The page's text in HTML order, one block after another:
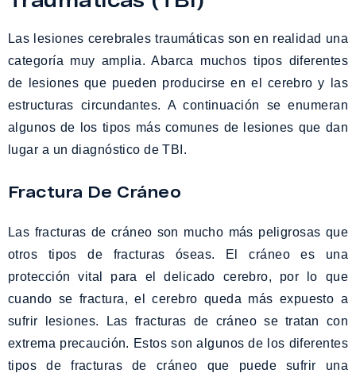
Las lesiones cerebrales traumáticas son en realidad una
categoría muy amplia. Abarca muchos tipos diferentes
de lesiones que pueden producirse en el cerebro y las
estructuras circundantes. A continuación se enumeran
algunos de los tipos más comunes de lesiones que dan
lugar a un diagnóstico de TBI.
Fractura De Cráneo
Las fracturas de cráneo son mucho más peligrosas que
otros tipos de fracturas óseas. El cráneo es una
protección vital para el delicado cerebro, por lo que
cuando se fractura, el cerebro queda más expuesto a
sufrir lesiones. Las fracturas de cráneo se tratan con
extrema precaución. Estos son algunos de los diferentes
tipos de fracturas de cráneo que puede sufrir una